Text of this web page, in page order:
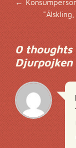
←
0 thoughts